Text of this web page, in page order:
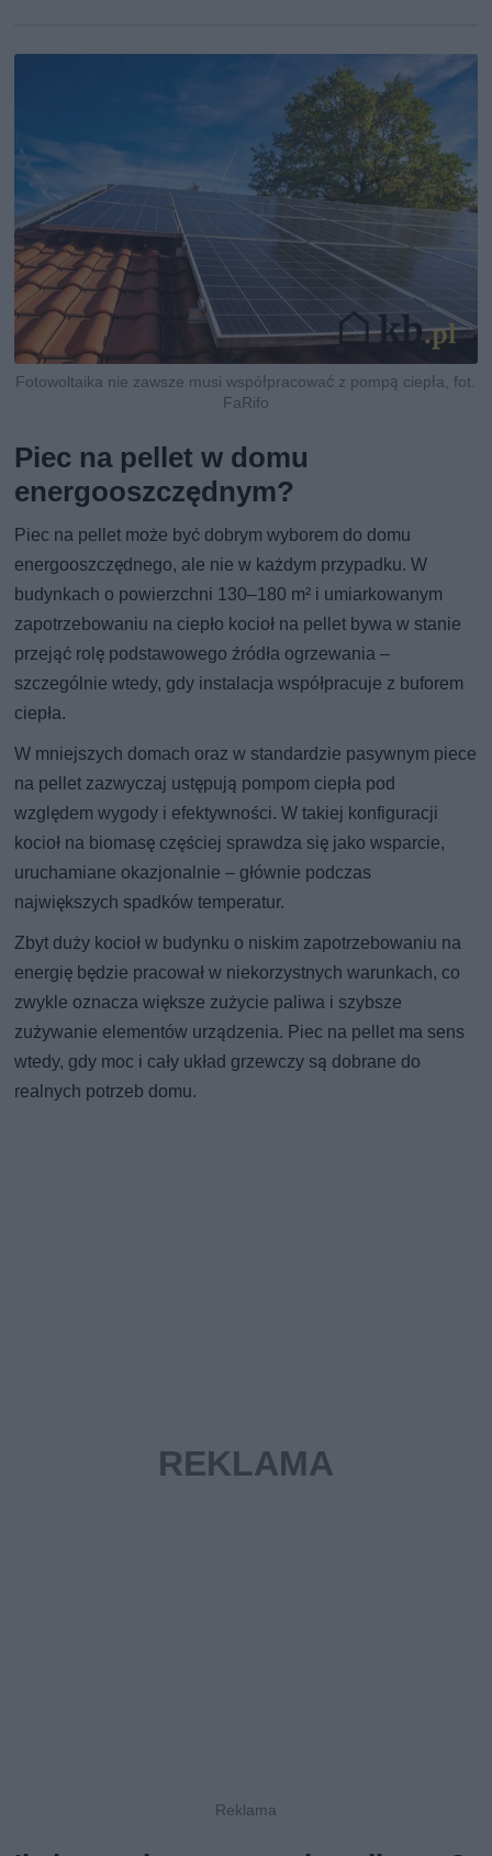
Fotowoltaika nie zawsze musi współpracować z pompą ciepła, fot.
FaRifo
Piec na pellet w domu
energooszczędnym?
Piec na pellet może być dobrym wyborem do domu
energooszczędnego, ale nie w każdym przypadku. W
budynkach o powierzchni 130–180 m² i umiarkowanym
zapotrzebowaniu na ciepło kocioł na pellet bywa w stanie
przejąć rolę podstawowego źródła ogrzewania –
szczególnie wtedy, gdy instalacja współpracuje z buforem
ciepła.
W mniejszych domach oraz w standardzie pasywnym piece
na pellet zazwyczaj ustępują pompom ciepła pod
względem wygody i efektywności. W takiej konfiguracji
kocioł na biomasę częściej sprawdza się jako wsparcie,
uruchamiane okazjonalnie – głównie podczas
największych spadków temperatur.
Zbyt duży kocioł w budynku o niskim zapotrzebowaniu na
energię będzie pracował w niekorzystnych warunkach, co
zwykle oznacza większe zużycie paliwa i szybsze
zużywanie elementów urządzenia. Piec na pellet ma sens
wtedy, gdy moc i cały układ grzewczy są dobrane do
realnych potrzeb domu.